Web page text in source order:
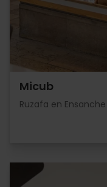
Micub
Ruzafa en Ensanche